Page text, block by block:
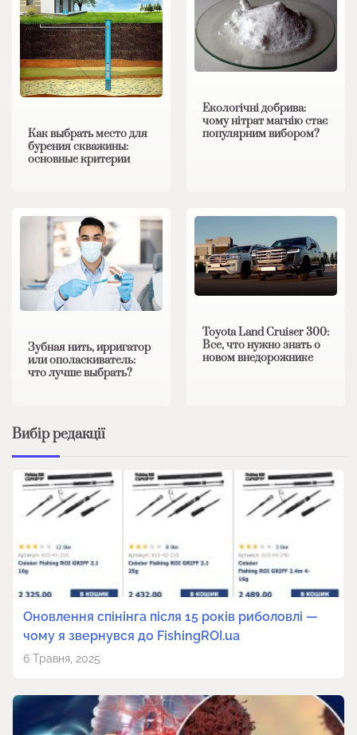
Как выбрать место для
бурения скважины:
основные критерии
Екологічні добрива:
чому нітрат магнію стає
популярним вибором?
Зубная нить, ирригатор
или ополаскиватель:
что лучше выбрать?
Toyota Land Cruiser 300:
Все, что нужно знать о
новом внедорожнике
Вибір редакції
Оновлення спінінга після 15 років риболовлі —
чому я звернувся до FishingROI.ua
6 Травня, 2025